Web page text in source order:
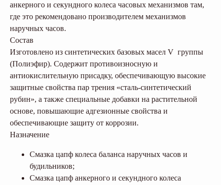
анкерного и секундного колеса часовых механизмов там,
где это рекомендовано производителем механизмов
наручных часов.
Состав
Изготовлено из синтетических базовых масел V группы
(Полиэфир). Содержит противоизносную и
антиокислительную присадку, обеспечивающую высокие
защитные свойства пар трения «сталь-синтетический
рубин», а также специальные добавки на растительной
основе, повышающие адгезионные свойства и
обеспечивающие защиту от коррозии.
Назначение
Смазка цапф колеса баланса наручных часов и
будильников;
Смазка цапф анкерного и секундного колеса